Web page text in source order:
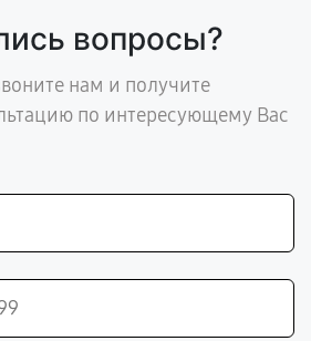
вопросы?
нам и получите
по интересующему Вас